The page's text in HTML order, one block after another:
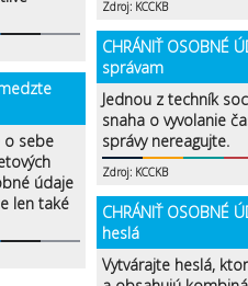
o sebe
údaje
len také
Zdroj: KCCKB
CHRÁNIŤ OSOBNÉ
správam
Jednou z techník
snaha o vyvolanie
správy nereagujte.
Zdroj: KCCKB
CHRÁNIŤ OSOBNÉ
heslá
Vytvárajte heslá,